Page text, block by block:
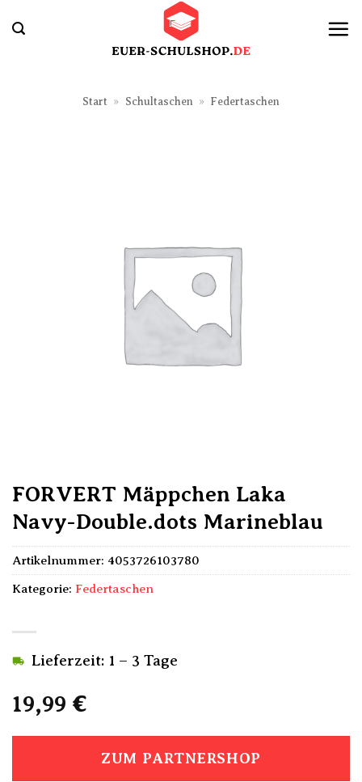
Inhalt
Start » Schultaschen » Federtaschen
FORVERT Mäppchen Laka
Navy-Double.dots Marineblau
19,99 €
Lieferzeit: 1 – 3 Tage
ZUM PARTNERSHOP
Artikelnummer: 4053726103780
Kategorie: Federtaschen